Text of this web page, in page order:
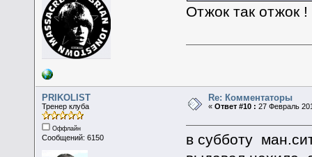
Отжок так отжок !
PRIKOLIST
Тренер клуба
Оффлайн
Сообщений: 6150
Re: Комментаторы
«Ответ #10 : 27 Февраль
в субботу